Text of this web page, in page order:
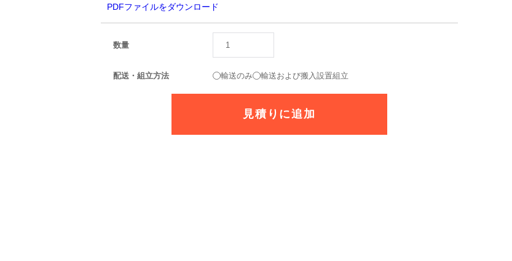
PDFファイルをダウンロード
数量
配送・組立方法 輸送のみ 輸送および搬入設置組立